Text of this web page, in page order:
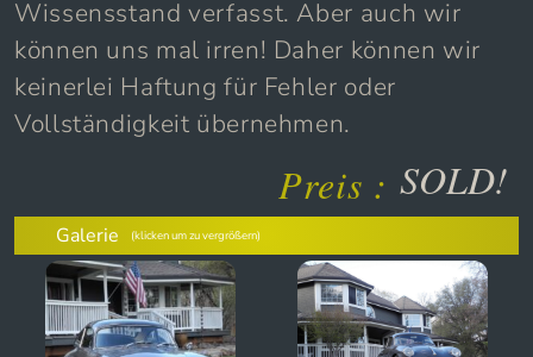
recherchiert und nach bestem
Wissensstand verfasst. Aber auch wir
können uns mal irren! Daher können wir
keinerlei Haftung für Fehler oder
Vollständigkeit übernehmen.
Preis : SOLD!
Galerie (klicken um zu vergrößern)